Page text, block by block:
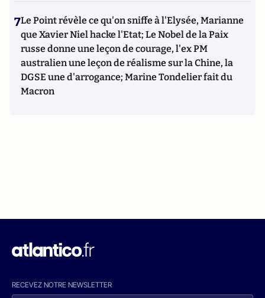
7Le Point révèle ce qu'on sniffe à l'Elysée, Marianne
que Xavier Niel hacke l'Etat; Le Nobel de la Paix
russe donne une leçon de courage, l'ex PM
australien une leçon de réalisme sur la Chine, la
DGSE une d'arrogance; Marine Tondelier fait du
Macron
RECEVEZ NOTRE NEWSLETTER